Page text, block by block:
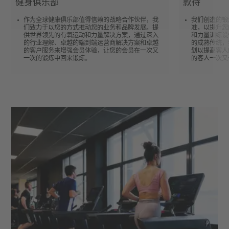
作为全球健康俱乐部值得信赖的战略合作伙伴，我
们致力于以您的方式推动您的业务和品牌发展。提
供世界领先的有氧运动和力量解决方案，通过深入
的行业理解、卓越的端到端运营商解决方案和卓越
的客户服务来增强会员体验，让您的会员在一次又
一次的锻炼中回来锻炼。
我们创造的
准，以提升
和力量训练
的成熟传统
划以提高客
的客人一次